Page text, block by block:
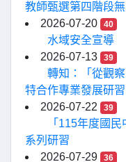
教師甄選第四階段無
2026-07-20
40
水域安全宣導
2026-07-13
39
轉知：「從觀
特合作專業發展研習
2026-07-22
39
「115年度國
系列研習
2026-07-29
36